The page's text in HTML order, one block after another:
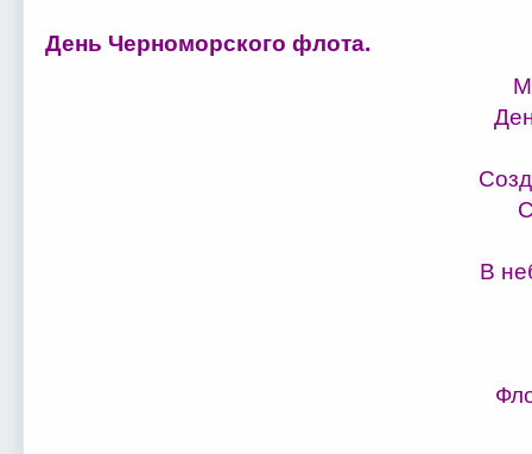
День Черноморского флота.
В